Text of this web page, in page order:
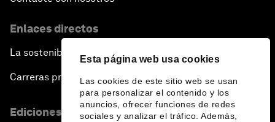
Esta página web usa cookies
Las cookies de este sitio web se usan
para personalizar el contenido y los
anuncios, ofrecer funciones de redes
sociales y analizar el tráfico. Además,
Enlaces directos
La sostenibilidad en el Foro
Carreras profesionales
Ediciones en otros idiomas